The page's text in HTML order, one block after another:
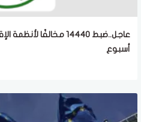
عاجل..ضبط 14440 مخالفًا
أسبوع